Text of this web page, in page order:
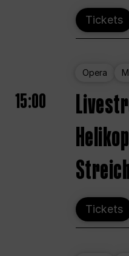
Tickets
Opera
15:00
Tickets